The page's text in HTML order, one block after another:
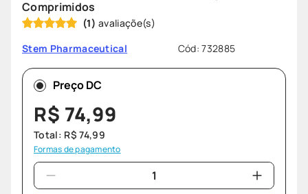
7º
ozivy
8º
protetor solar
9º
fralda pampers
10º teste gravidez
Comprimidos
(1)
Stem Pharmaceutical
Cód:732885
Preço DC
R$ 74,99
Total: R$ 74,99
Formas de pagamento